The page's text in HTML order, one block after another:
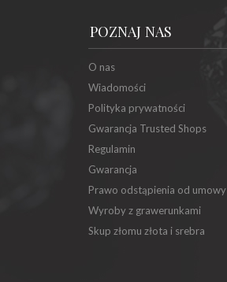
POZNAJ NAS
O nas
Wiadomości
Polityka prywatności
Gwarancja Trusted Shops
Regulamin
Gwarancja
Prawo odstąpienia od umowy
Wyroby z grawerunkami
Skup złomu złota i srebra